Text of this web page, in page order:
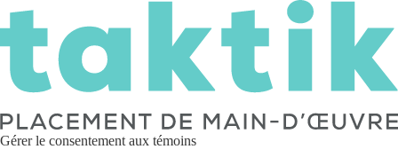
Gérer le consentement aux témoins